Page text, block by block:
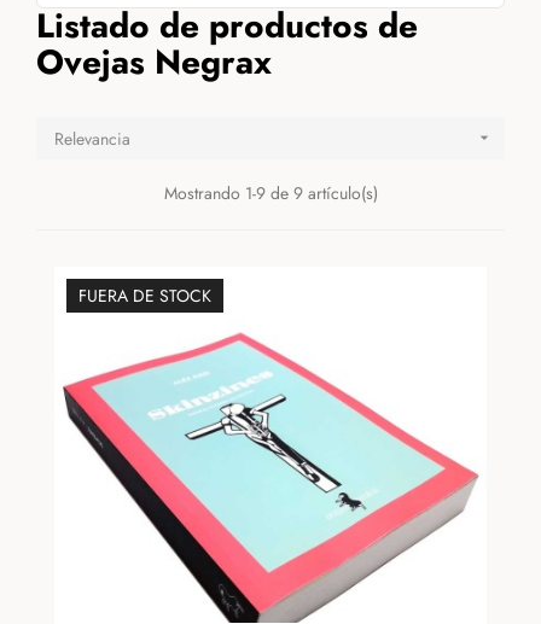
Listado de productos de
Ovejas Negrax
Relevancia 
Mostrando 1-9 de 9 artículo(s)
FUERA DE STOCK